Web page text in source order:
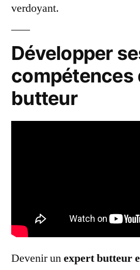
verdoyant.
Développer
compétences
butteur
Devenir unexpert butteur